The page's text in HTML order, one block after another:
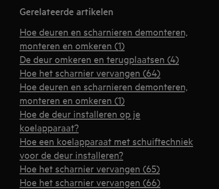
Gerelateerde artikelen
Hoe deuren en scharnieren demonteren,
monteren en omkeren (1)
De deur omkeren en terugplaatsen (4)
Hoe het scharnier vervangen (64)
Hoe deuren en scharnieren demonteren,
monteren en omkeren (1)
Hoe de deur installeren op je
koelapparaat?
Hoe een koelapparaat met schuiftechniek
voor de deur installeren?
Hoe het scharnier vervangen (65)
Hoe het scharnier vervangen (66)